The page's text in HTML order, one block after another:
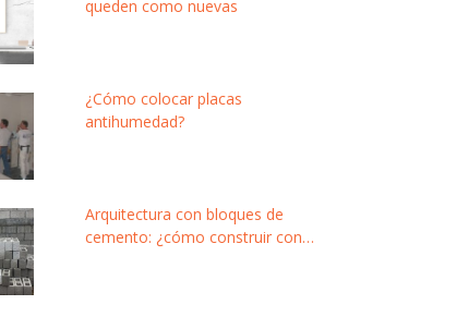
queden como nuevas
¿Cómo colocar placas
antihumedad?
Arquitectura con bloques de
cemento: ¿cómo construir con